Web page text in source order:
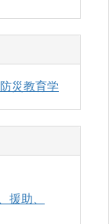
防災教育学
助、